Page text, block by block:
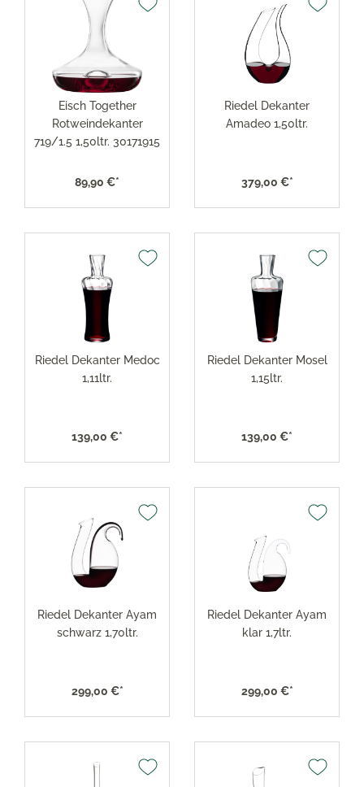
Eisch Together
Rotweindekanter
719/1.5 1,50ltr. 30171915
89,90 €*
Riedel Dekanter
Amadeo 1,50ltr.
379,00 €*
Riedel Dekanter Medoc
1,11ltr.
139,00 €*
Riedel Dekanter Mosel
1,15ltr.
139,00 €*
Riedel Dekanter Ayam
schwarz 1,70ltr.
299,00 €*
Riedel Dekanter Ayam
klar 1,7ltr.
299,00 €*